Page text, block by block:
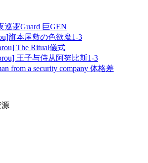
巡逻Guard 巨GEN
旗本屋敷の色欲魔1-3
The Ritual儀式
王子与侍从阿努比斯1-3
from a security company 体格差
源